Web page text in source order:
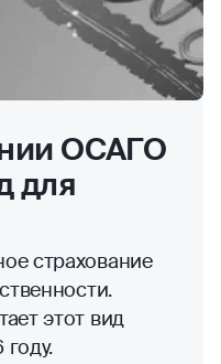
ОСАГО
для
страхование
этот вид